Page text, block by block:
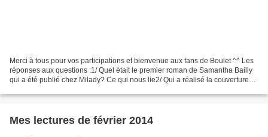
Merci à tous pour vos participations et bienvenue aux fans de Boulet ^^ Les
réponses aux questions :1/ Quel était le premier roman de Samantha Bailly
qui a été publié chez Milady? Ce qui nous lie2/ Qui a réalisé la couverture
Mes lectures de février 2014